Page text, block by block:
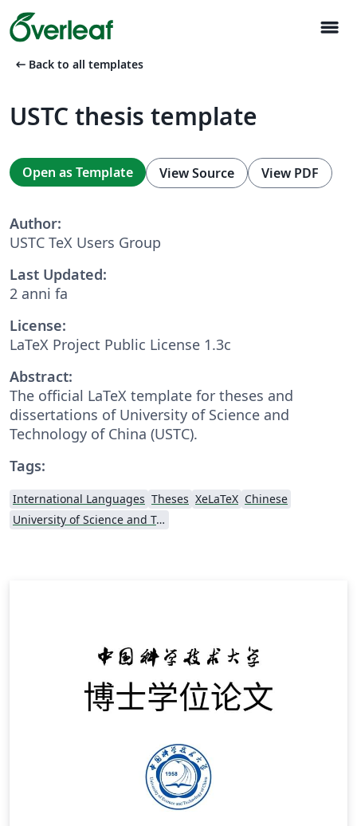
menu
arrow_left_alt Back to all templates
USTC thesis template
Open as Template View Source View PDF
Author:
USTC TeX Users Group
Last Updated:
2 anni fa
License:
LaTeX Project Public License 1.3c
Abstract:
The official LaTeX template for theses and
dissertations of University of Science and
Technology of China (USTC).
Tags:
International Languages Theses XeLaTeX Chinese
University of Science and Technology of China (USTC)